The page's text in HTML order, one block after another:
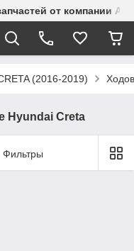
от компании
(2016-2019)
Hyundai Creta
Фильтры